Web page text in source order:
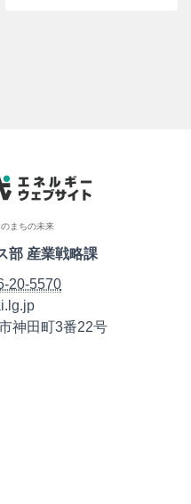
まちの未来
部 産業戦略課
20-5570
神田町3番22号